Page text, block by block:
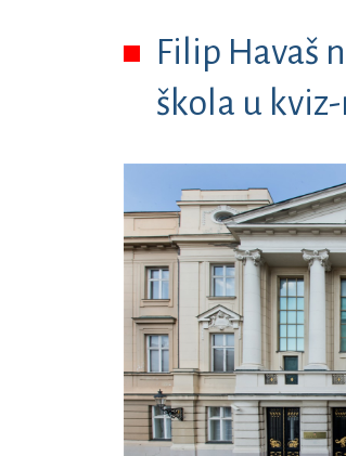
Filip Havaš
škola u